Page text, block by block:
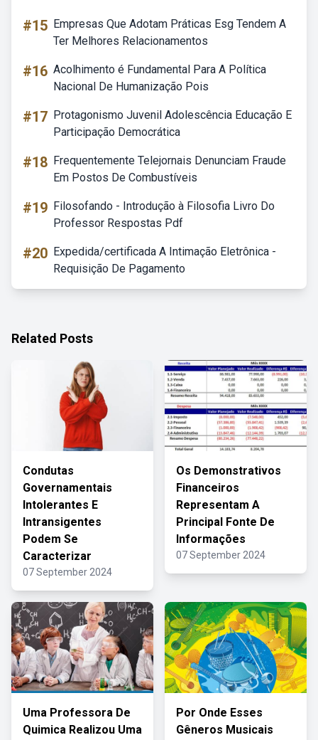
#15 Empresas Que Adotam Práticas Esg Tendem A
Ter Melhores Relacionamentos
#16 Acolhimento é Fundamental Para A Política
Nacional De Humanização Pois
#17 Protagonismo Juvenil Adolescência Educação E
Participação Democrática
#18 Frequentemente Telejornais Denunciam Fraude
Em Postos De Combustíveis
#19 Filosofando - Introdução à Filosofia Livro Do
Professor Respostas Pdf
#20 Expedida/certificada A Intimação Eletrônica -
Requisição De Pagamento
Related Posts
Condutas
Governamentais
Intolerantes E
Intransigentes
Podem Se
Caracterizar
07 September 2024
Os Demonstrativos
Financeiros
Representam A
Principal Fonte De
Informações
07 September 2024
Uma Professora De
Quimica Realizou Uma
Por Onde Esses
Gêneros Musicais